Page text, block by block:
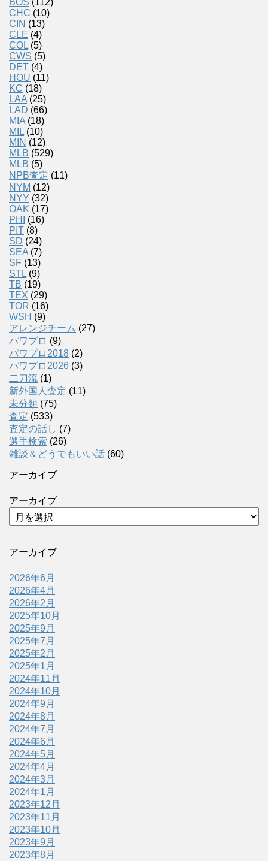
BOS (112)
CHC (10)
CIN (13)
CLE (4)
COL(5)
CWS (5)
DET (4)
HOU (11)
KC (18)
LAA(25)
LAD (66)
MIA(18)
MIL(10)
MIN (12)
MLB (529)
MLB (5)
NPB査定 (11)
NYM (12)
NYY (32)
OAK (17)
PHI
(16)
PIT (8)
SD (24)
SEA(7)
SF (13)
STL(9)
TB (19)
TEX (29)
TOR (16)
WSH (9)
アレンジチーム (27)
パワプロ (9)
パワプロ2018 (2)
パワプロ2026 (3)
二刀流 (1)
新外国人査定 (11)
未分類 (75)
査定 (533)
査定の話し (7)
選手検索 (26)
雑談＆どうでもいい話 (60)
アーカイブ
アーカイブ
アーカイブ
2026年6月
2026年4月
2026年2月
2025年10月
2025年9月
2025年7月
2025年2月
2025年1月
2024年11月
2024年10月
2024年9月
2024年8月
2024年7月
2024年6月
2024年5月
2024年4月
2024年3月
2024年1月
2023年12月
2023年11月
2023年10月
2023年9月
2023年8月